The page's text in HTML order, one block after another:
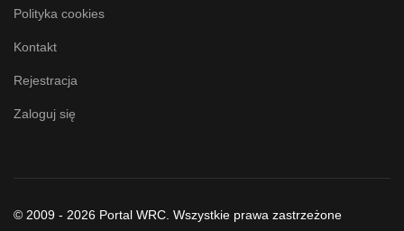
Polityka cookies
Kontakt
Rejestracja
Zaloguj się
© 2009 - 2026 Portal WRC. Wszystkie prawa zastrzeżone